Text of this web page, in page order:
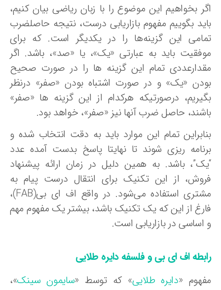
بخواهیم این موضوع را با زبان ریاضی بیان کنیم،
بگوییم مفهوم بازاریابی درست، نتیجه حاصلضرب
این گزینه‌ها را در یکدیگر است. که برای
باید به عبارتی «یک»، یا «صد»، باشد. اگر
تمام این گزینه ها را در صورت صحیح
«یک» و در صورت اشتباه بودن «صفر» درنظر
درصورتیکه هرکدام از این گزینه ها «صفر»
حاصل ضرب آنها نیز «صفر»، خواهد بود.
تمام این موارد باید به دقت انتخاب شده و
ریزی شوند تا نهایتا پاسخ بدست آمده عدد
باشد. به همین دلیل در زمان ارائه پیشنهاد
از این تکنیک برای انتقال درست پیام به
مشتری استفاده می‌شود. در واقع اف ای بی(FAB)،
از این که یک تکنیک باشد، بیشتر یک مفهوم مهم
در بازاریابی است.
اف ای بی و فلسفه دایره طلایی
«دایره طلایی» که توسط «سایمون سینک»،